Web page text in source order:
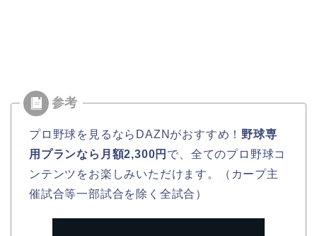
プロ野球を見るならDAZNがおすすめ！ 野球専
用プランなら月額2,300円 で、全てのプロ野球コ
ンテンツをお楽しみいただけます。（カープ主
催試合等一部試合を除く全試合）